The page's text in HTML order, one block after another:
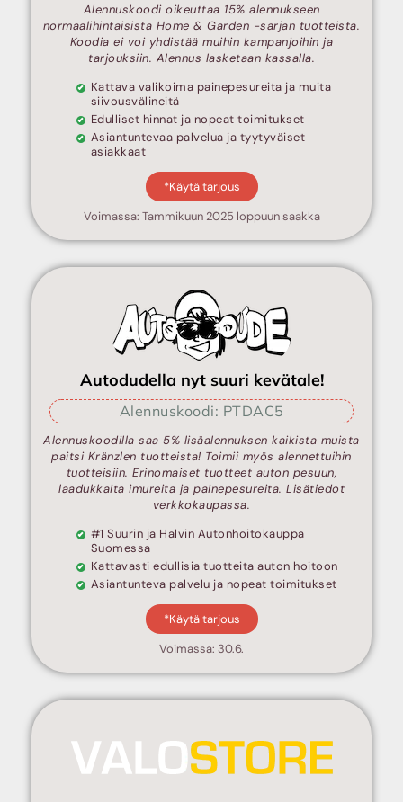
Alennuskoodi oikeuttaa 15% alennukseen
normaalihintaisista Home & Garden -sarjan tuotteista.
Koodia ei voi yhdistää muihin kampanjoihin ja
tarjouksiin. Alennus lasketaan kassalla.
Kattava valikoima painepesureita ja muita
siivousvälineitä
Edulliset hinnat ja nopeat toimitukset
Asiantuntevaa palvelua ja tyytyväiset
asiakkaat
*Käytä tarjous
Voimassa: Tammikuun 2025 loppuun saakka
Autodudella nyt suuri kevätale!
Alennuskoodi: PTDAC5
Alennuskoodilla saa 5% lisäalennuksen kaikista muista
paitsi Kränzlen tuotteista! Toimii myös alennettuihin
tuotteisiin. Erinomaiset tuotteet auton pesuun,
laadukkaita imureita ja painepesureita. Lisätiedot
verkkokaupassa.
#1 Suurin ja Halvin Autonhoitokauppa
Suomessa
Kattavasti edullisia tuotteita auton hoitoon
Asiantunteva palvelu ja nopeat toimitukset
*Käytä tarjous
Voimassa: 30.6.